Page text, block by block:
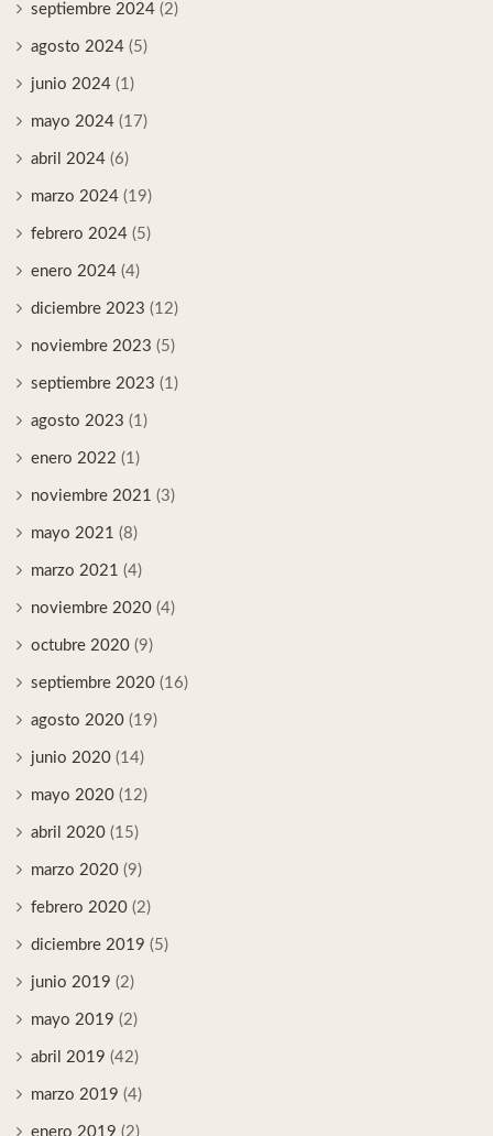
septiembre 2024 (2)
agosto 2024 (5)
junio 2024 (1)
mayo 2024 (17)
abril 2024 (6)
marzo 2024 (19)
febrero 2024 (5)
enero 2024 (4)
diciembre 2023 (12)
noviembre 2023 (5)
septiembre 2023 (1)
agosto 2023 (1)
enero 2022 (1)
noviembre 2021 (3)
mayo 2021 (8)
marzo 2021 (4)
noviembre 2020 (4)
octubre 2020 (9)
septiembre 2020 (16)
agosto 2020 (19)
junio 2020 (14)
mayo 2020 (12)
abril 2020 (15)
marzo 2020 (9)
febrero 2020 (2)
diciembre 2019 (5)
junio 2019 (2)
mayo 2019 (2)
abril 2019 (42)
marzo 2019 (4)
enero 2019 (2)